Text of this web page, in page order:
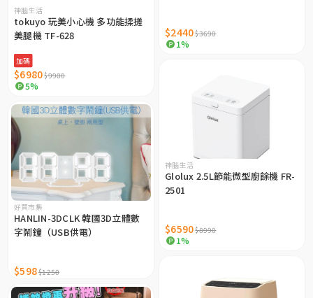
$2440$3690
1%
神腦生活
tokuyo 玩美小心機 多功能揉搓
美腿機 TF-628
加碼
$6980$9900
5%
神腦生活
Glolux 2.5L節能微型廚餘機 FR-
2501
$6590$8990
1%
好買市集
HANLIN-3DCLK 韓國3D立體數
字鬧鐘（USB供電）
$598$1250